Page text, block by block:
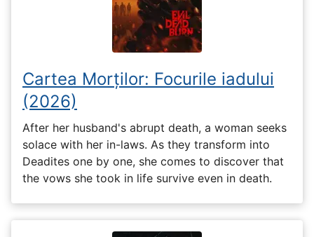
Cartea Morților: Focurile iadului
(2026)
After her husband's abrupt death, a woman seeks
solace with her in-laws. As they transform into
Deadites one by one, she comes to discover that
the vows she took in life survive even in death.